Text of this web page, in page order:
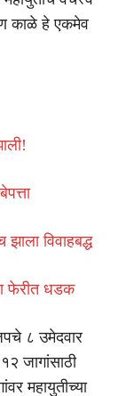
काळे हे एकमेव
विवाहबद्ध
फेरीत धडक
८ उमेदवार
जागांसाठी
महायुतीच्या